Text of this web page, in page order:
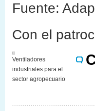
Fuente:
Con el
Ventiladores
industriales para el
sector agropecuario